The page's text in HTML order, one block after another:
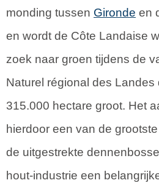
monding tussen Gironde en
en wordt de Côte Landaise
zoek naar groen tijdens de
Naturel régional des
315.000 hectare groot. Het
hierdoor een van de
de uitgestrekte
hout-industrie een